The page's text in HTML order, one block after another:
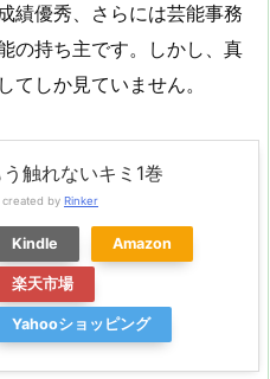
績優秀、さらには芸能事務
の持ち主です。しかし、真
てしか見ていません。
う触れないキミ1巻
created by Rinker
Kindle Amazon
楽天市場
Yahooショッピング